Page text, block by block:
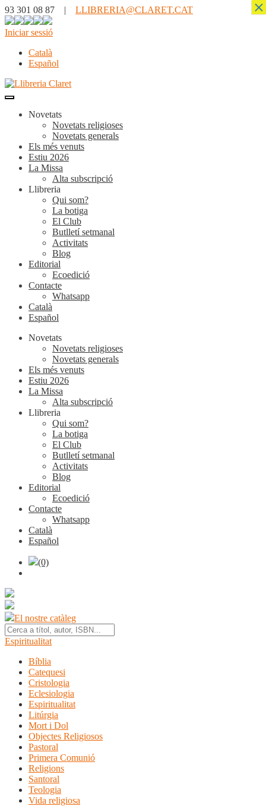
93 301 08 87 | LLIBRERIA@CLARET.CAT
Iniciar sessió
Català
Español
Novetats
Novetats religioses
Novetats generals
Els més venuts
Estiu 2026
La Missa
Alta subscripció
Llibreria
Qui som?
La botiga
El Club
Butlletí setmanal
Activitats
Blog
Editorial
Ecoedició
Contacte
Whatsapp
Català
Español
Novetats
Novetats religioses
Novetats generals
Els més venuts
Estiu 2026
La Missa
Alta subscripció
Llibreria
Qui som?
La botiga
El Club
Butlletí setmanal
Activitats
Blog
Editorial
Ecoedició
Contacte
Whatsapp
Català
Español
(0)
El nostre catàleg
Espiritualitat
Bíblia
Catequesi
Cristologia
Eclesiologia
Espiritualitat
Litúrgia
Mort i Dol
Objectes Religiosos
Pastoral
Primera Comunió
Religions
Santoral
Teologia
Vida religiosa
×